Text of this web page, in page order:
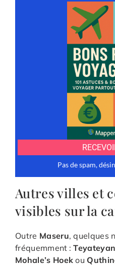
Autres villes et
visibles sur la
Outre Maseru, quelques
fréquemment :
Mohale’s Hoek ou